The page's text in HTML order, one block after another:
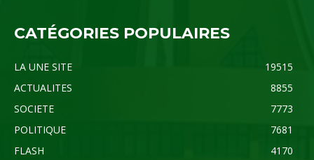
CATÉGORIES POPULAIRES
LA UNE SITE
19515
ACTUALITES
8855
SOCIETE
7773
POLITIQUE
7681
FLASH
4170